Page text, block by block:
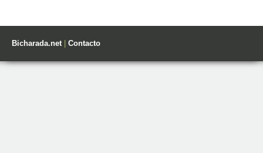
Bicharada.net| Contacto